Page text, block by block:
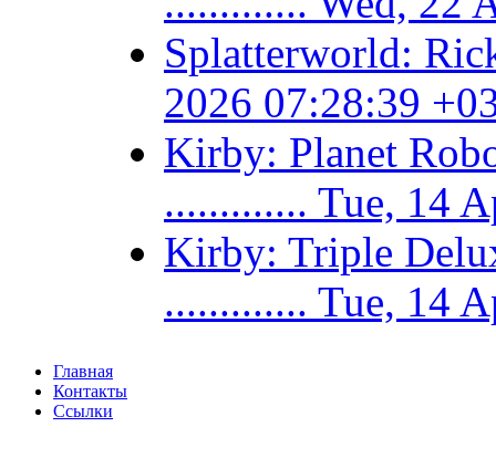
Splatterworld:
2026 07:28:39
Kirby: Planet
............. Tue, 14
Kirby: Triple
............. Tue, 14
Главная
Контакты
Ссылки